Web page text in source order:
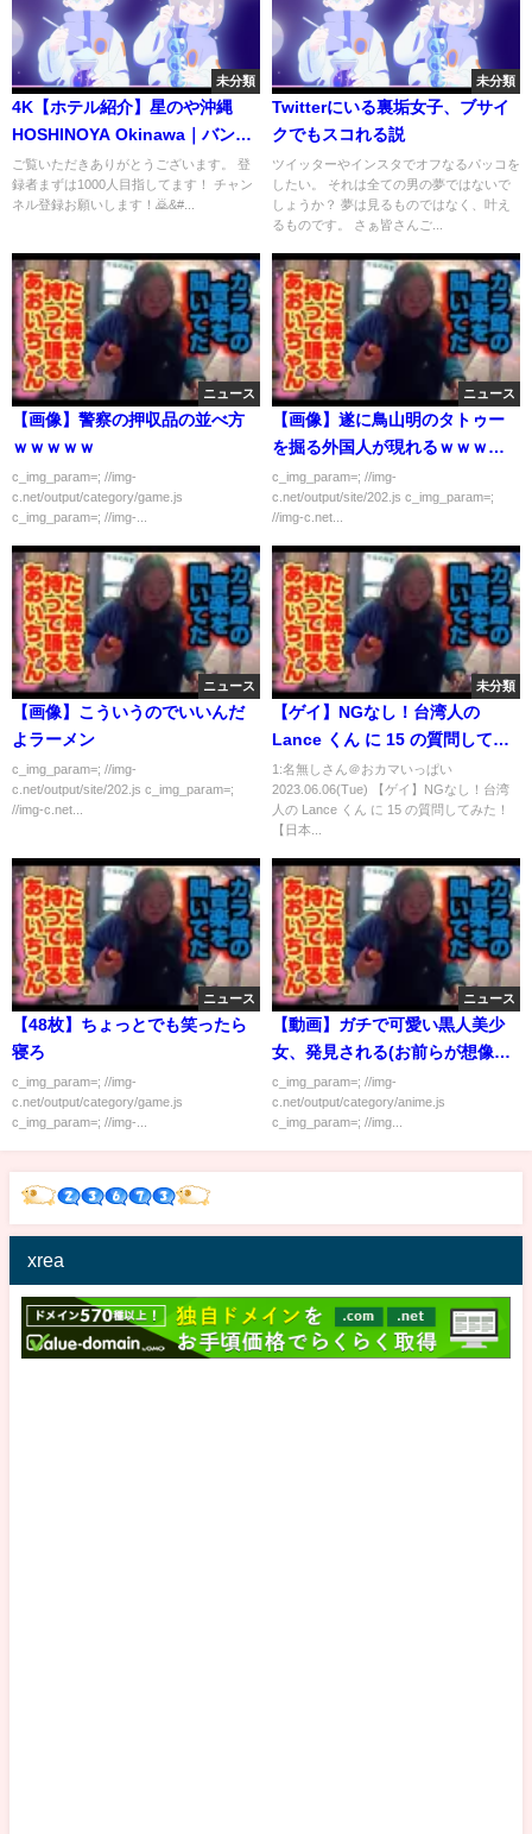
未分類
4K【ホテル紹介】星のや沖縄
HOSHINOYA Okinawa｜バンタ
カフェ 詳細レビュー｜沖縄旅
行｜リゾートホテル｜絶景カフ
ェ｜おすすめホテル
ご覧いただきありがとうございます。 登
録者まずは1000人目指してます！ チャン
ネル登録お願いします！🙇‍&#...
未分類
Twitterにいる裏垢女子、ブサイ
クでもスコれる説
ツイッターやインスタでオフなるパッコを
したい。 それは全ての男の夢ではないで
しょうか？ 夢は見るものではなく、叶え
るものです。 さぁ皆さんご...
ニュース
【画像】警察の押収品の並べ方
ｗｗｗｗｗ
c_img_param=; //img-
c.net/output/category/game.js
c_img_param=; //img-...
ニュース
【画像】遂に鳥山明のタトゥー
を掘る外国人が現れるｗｗｗｗ
ｗｗ
c_img_param=; //img-
c.net/output/site/202.js c_img_param=;
//img-c.net...
ニュース
【画像】こういうのでいいんだ
よラーメン
c_img_param=; //img-
c.net/output/site/202.js c_img_param=;
//img-c.net...
未分類
【ゲイ】NGなし！台湾人の
Lance くん に 15 の質問してみ
た！【日本語字幕付き】
1:名無しさん＠おカマいっぱい
2023.06.06(Tue) 【ゲイ】NGなし！台湾
人の Lance くん に 15 の質問してみた！
【日本...
ニュース
【48枚】ちょっとでも笑ったら
寝ろ
c_img_param=; //img-
c.net/output/category/game.js
c_img_param=; //img-...
ニュース
【動画】ガチで可愛い黒人美少
女、発見される(お前らが想像し
てるより20倍可愛い)
c_img_param=; //img-
c.net/output/category/anime.js
c_img_param=; //img...
xrea